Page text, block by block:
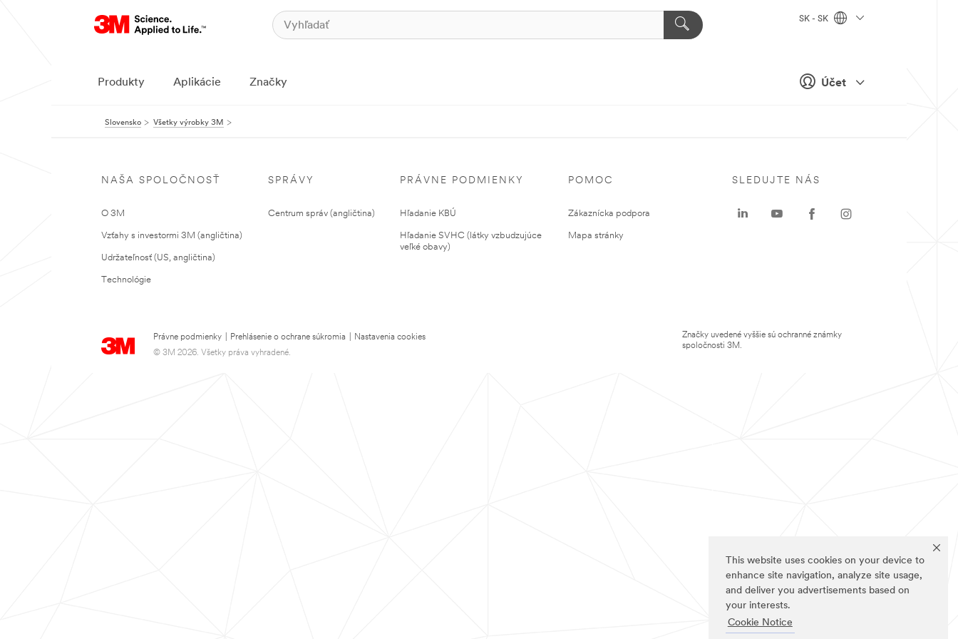
This website uses cookies on your device to
enhance site navigation, analyze site usage,
and deliver you advertisements based on
your interests.
Cookie Notice
Účet
SK - SK
Produkty Aplikácie Značky
Slovensko Všetky výrobky 3M
NAŠA SPOLOČNOSŤ
O 3M
Vzťahy s investormi 3M (angličtina)
Udržateľnosť (US, angličtina)
Technológie
SPRÁVY
Centrum správ (angličtina)
PRÁVNE PODMIENKY
Hľadanie KBÚ
Hľadanie SVHC (látky vzbudzujúce
veľké obavy)
POMOC
Zákaznícka podpora
Mapa stránky
Právne podmienky Prehlásenie o ochrane súkromia
Nastavenia cookies
© 3M 2026. Všetky práva vyhradené.
SLEDUJTE NÁS
Značky uvedené vyššie sú ochranné známky
spoločnosti 3M.